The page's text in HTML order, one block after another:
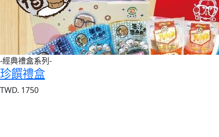
-經典禮盒系列-
珍饌禮盒
TWD. 1750